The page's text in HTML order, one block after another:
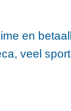
en
veel